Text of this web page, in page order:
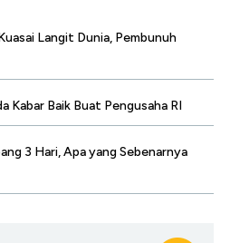
Langit Dunia, Pembunuh
Kabar Baik Buat Pengusaha RI
3 Hari, Apa yang Sebenarnya